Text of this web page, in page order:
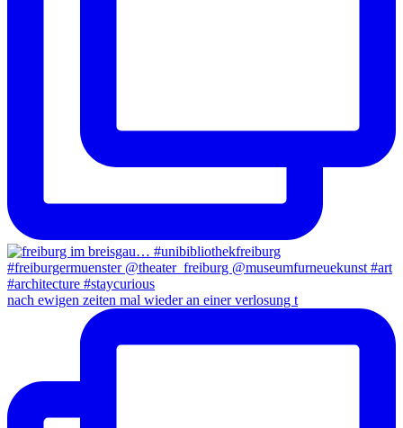
nach ewigen zeiten mal wieder an einer verlosung t